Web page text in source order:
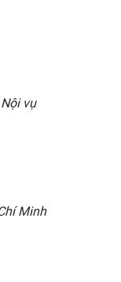
vụ
Minh